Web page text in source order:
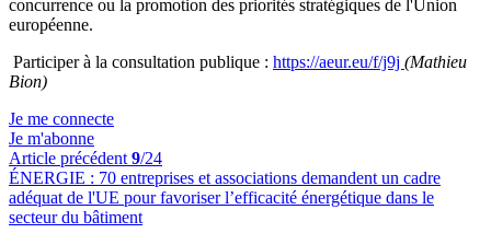
concurrence ou la promotion des priorités stratégiques de l'Union
européenne.
Participer à la consultation publique : https://aeur.eu/f/j9j (Mathieu
Bion)
Je me connecte
Je m'abonne
Article précédent 9/24
ÉNERGIE : 70 entreprises et associations demandent un cadre
adéquat de l'UE pour favoriser l’efficacité énergétique dans le
secteur du bâtiment